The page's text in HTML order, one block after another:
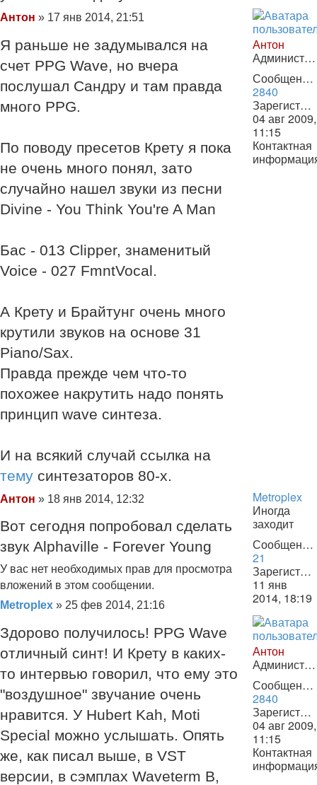
Сообщение
Антон » 17 янв 2014, 21:51
Я раньше не задумывался на
счет PPG Wave, но вчера
послушал Сандру и там правда
много PPG.
По поводу пресетов Крету я пока
не очень много понял, зато
случайно нашел звуки из песни
Divine - You Think You're A Man
Бас - 013 Clipper, знаменитый
Voice - 027 FmntVocal.
А Крету и Брайтунг очень много
крутили звуков на основе 31
Piano/Sax.
Правда прежде чем что-то
похожее накрутить надо понять
принцип wave синтеза.
И на всякий случай ссылка на
тему синтезаторов 80-х.
Антон
Администратор
Сообщения:
2840
Зарегистрирован:
04 авг 2009,
11:15
Контактная
Сообщение
Антон » 18 янв 2014, 12:32
Вот сегодня попробовал сделать
звук Alphaville - Forever Young
У вас нет необходимых прав для просмотра
вложений в этом сообщении.
Metroplex
Иногда
заходит
Сообщения:
21
Зарегистрирован:
11 янв
2014, 18:19
Сообщение
Metroplex » 25 фев 2014, 21:16
Здорово получилось! PPG Wave
отличный синт! И Крету в каких-
то интервью говорил, что ему это
"воздушное" звучание очень
нравится. У Hubert Kah, Moti
Special можно услышать. Опять
же, как писал выше, в VST
версии, в сэмплах Waveterm B,
Антон
Администратор
Сообщения:
2840
Зарегистрирован:
04 авг 2009,
11:15
Контактная